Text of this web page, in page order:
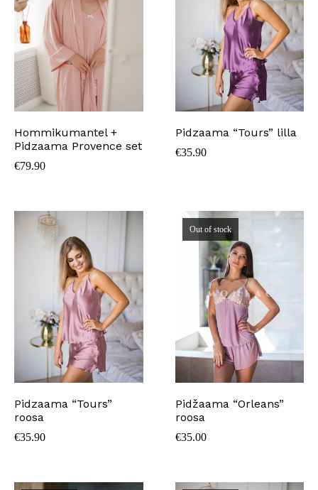
Hommikumantel +
Pidzaama Provence set
€79.90
Pidzaama “Tours” lilla
€35.90
Pidzaama “Tours”
roosa
€35.90
Out of stock
Pidžaama “Orleans”
roosa
€35.00